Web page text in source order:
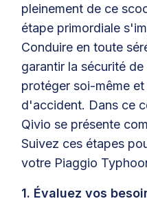
pleinement de ce
étape primordiale
Conduire en toute
garantir la sécurité
protéger soi-même
d'accident. Dans ce
Qivio se présente
Suivez ces étapes
votre Piaggio
1. Évaluez vos